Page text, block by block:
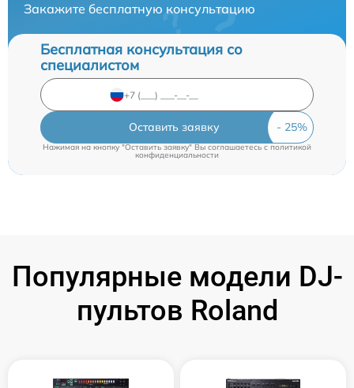
Закажите бесплатную консультацию
Бесплатная консультация со
специалистом
Оставить заявку
Нажимая на кнопку "Оставить заявку" Вы соглашаетесь c политикой
конфиденциальности
Популярные модели DJ-
пультов Roland